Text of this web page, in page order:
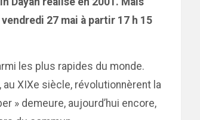
27 mai à partir 17 h 15
les plus rapides du monde.
XIXe siècle, révolutionnèrent la
» demeure, aujourd’hui encore,